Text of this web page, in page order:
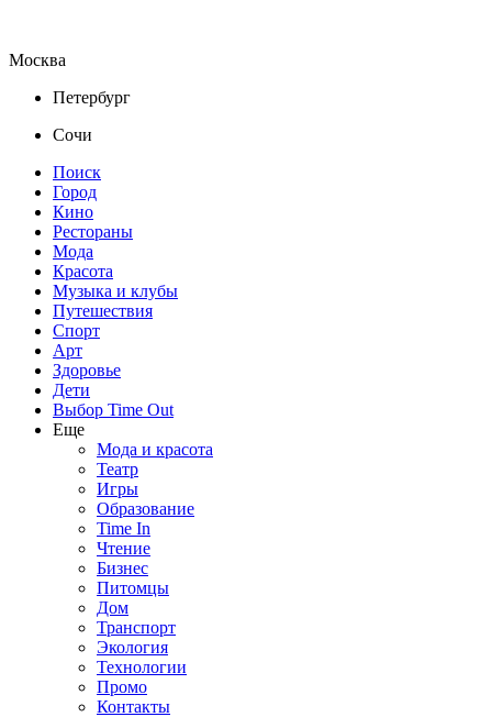
Москва
Петербург
Сочи
Поиск
Город
Кино
Рестораны
Мода
Красота
Музыка и клубы
Путешествия
Спорт
Арт
Здоровье
Дети
Выбор Time Out
Еще
Мода и красота
Театр
Игры
Образование
Time In
Чтение
Бизнес
Питомцы
Дом
Транспорт
Экология
Технологии
Промо
Контакты